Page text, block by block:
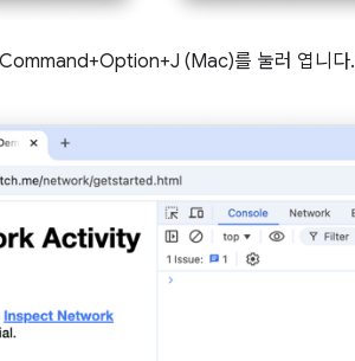
(Mac)를 눌러 엽니다.